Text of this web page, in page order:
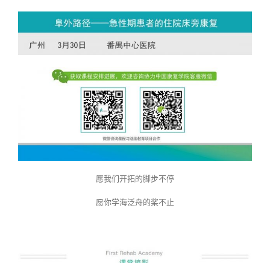
愿我们开拓的脚步不停
愿你学海泛舟的桨不止